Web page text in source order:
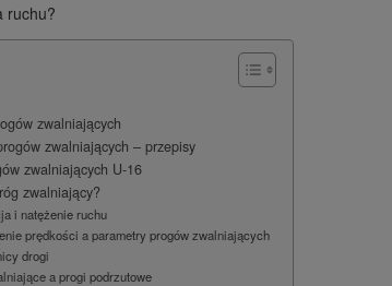
ruchu?
zwalniających
zwalniających – przepisy
zwalniających U-16
zwalniający?
i natężenie ruchu
prędkości a parametry progów zwalniających
drogi
a progi podrzutowe